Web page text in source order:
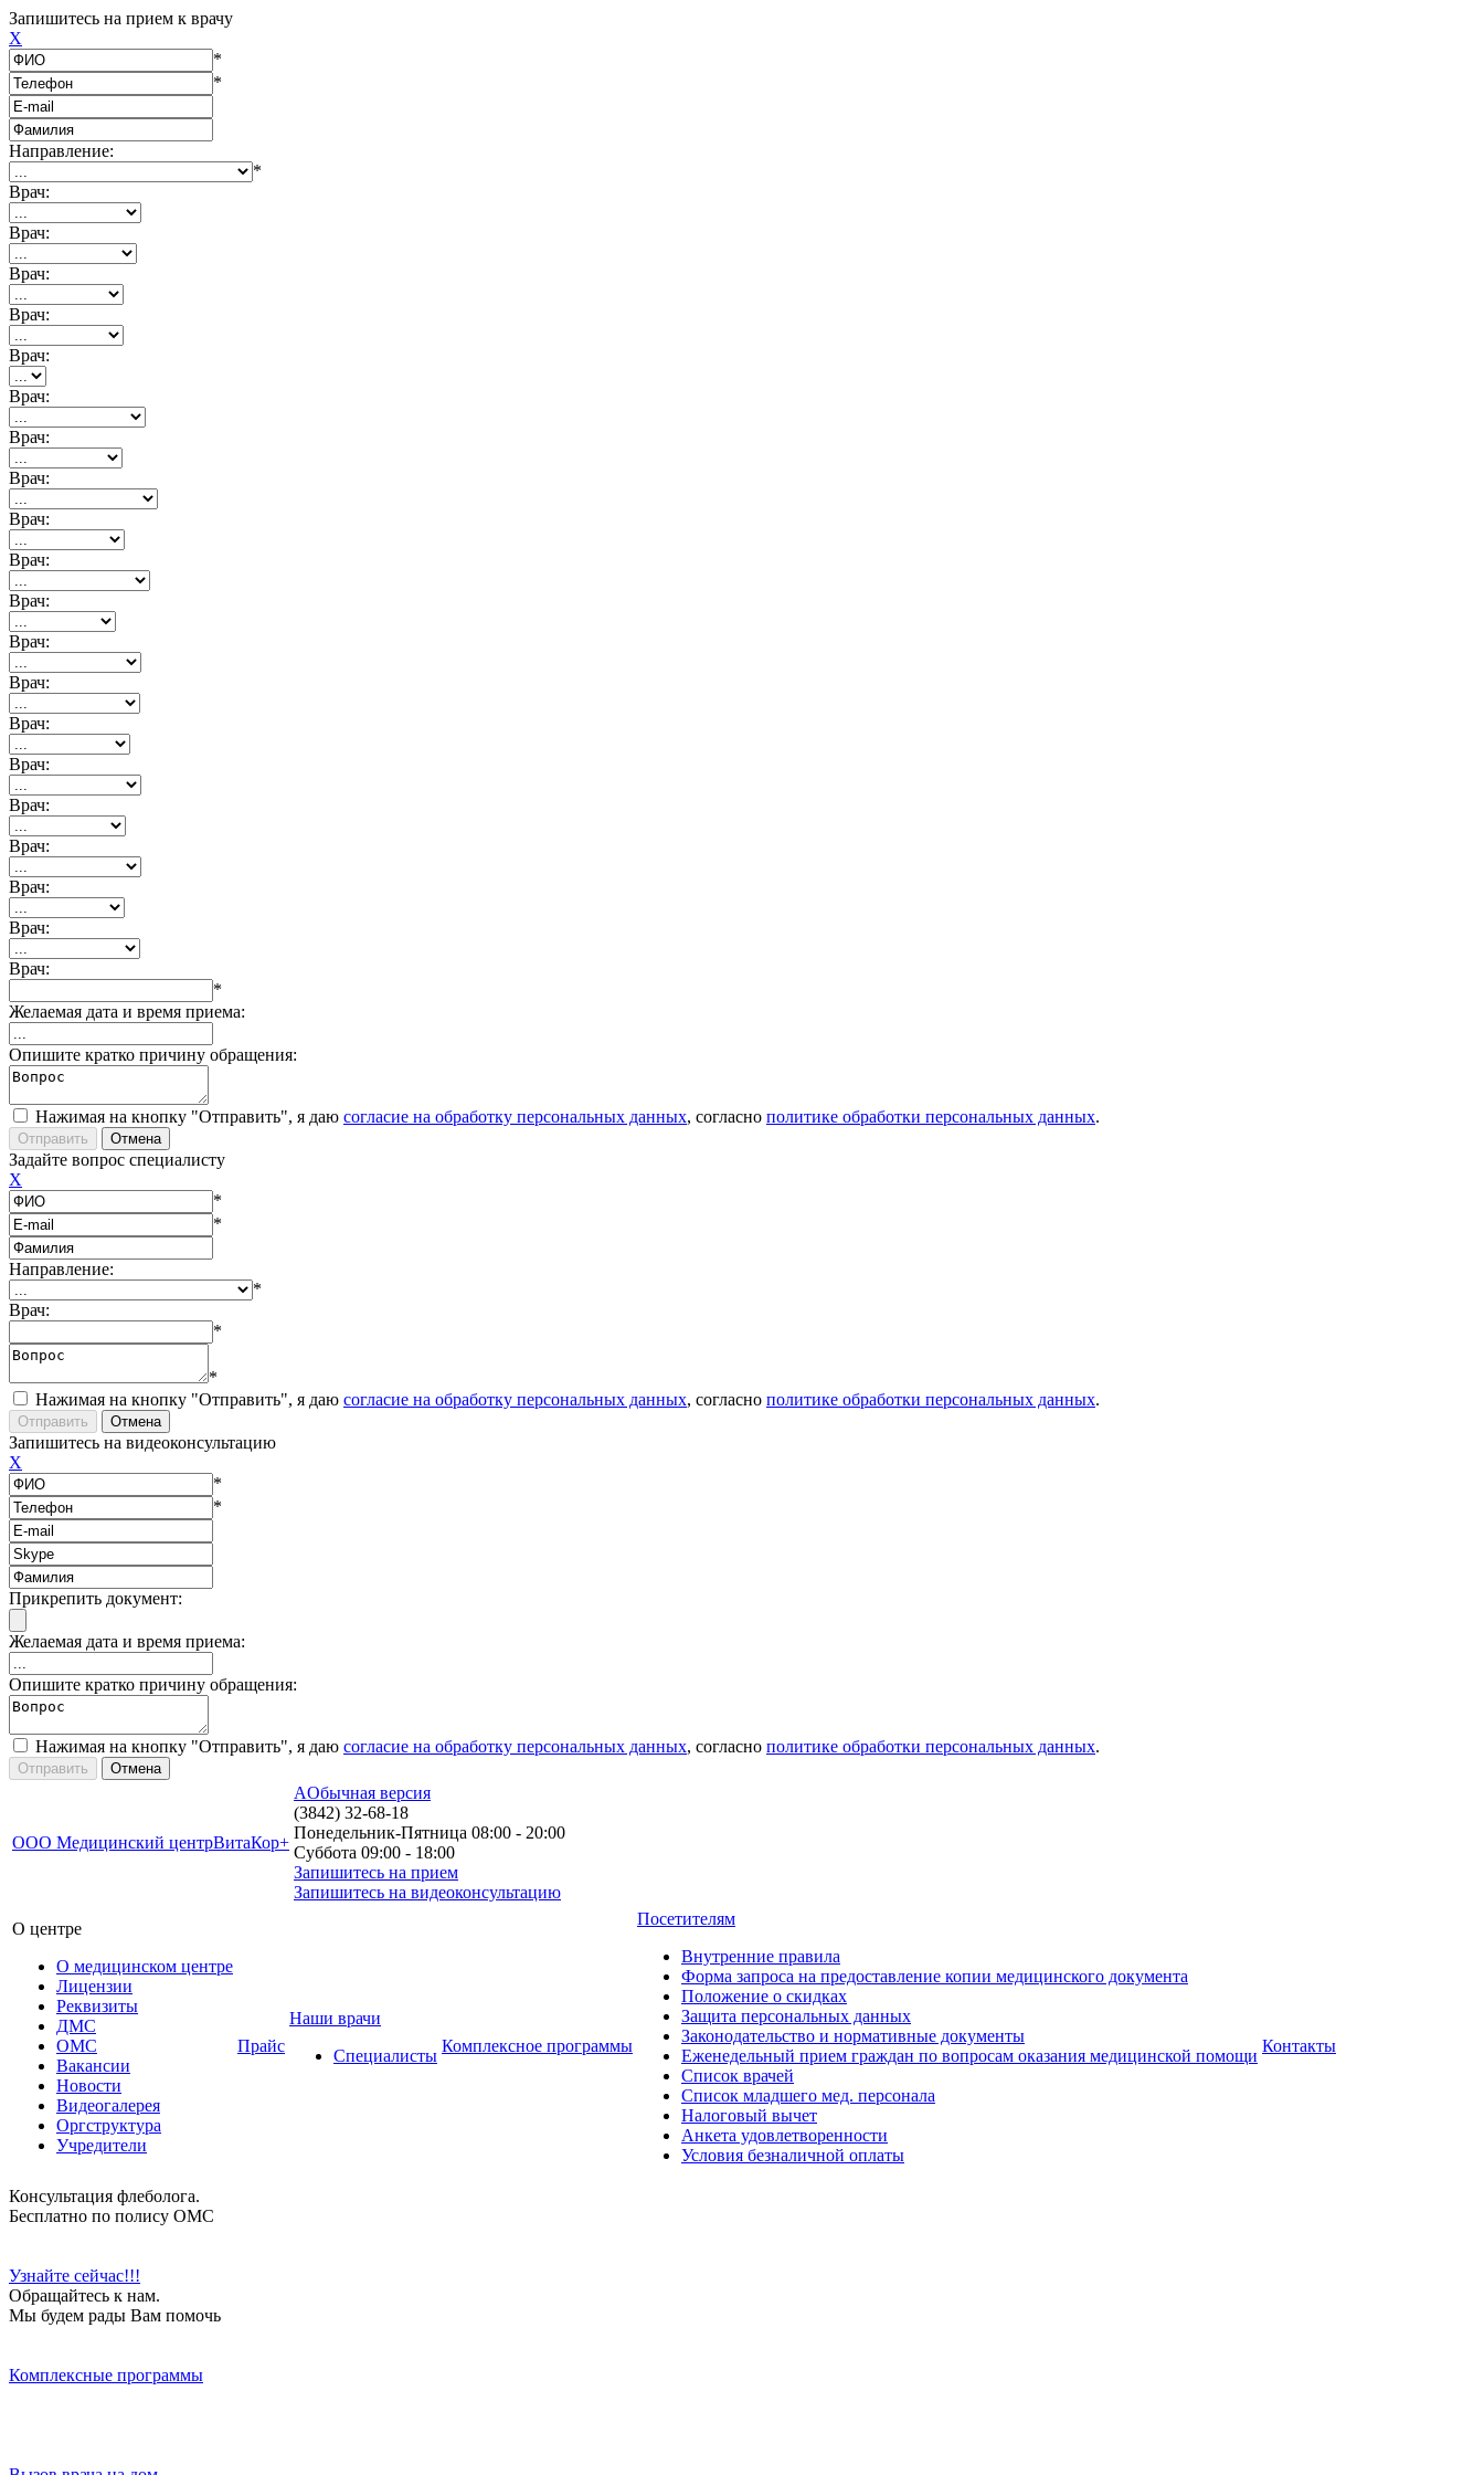
Запишитесь на прием к врачу
X
*
*
Направление:
*
Врач:
Врач:
Врач:
Врач:
Врач:
Врач:
Врач:
Врач:
Врач:
Врач:
Врач:
Врач:
Врач:
Врач:
Врач:
Врач:
Врач:
Врач:
Врач:
Врач:
*
Желаемая дата и время приема:
Опишите кратко причину обращения:
Нажимая на кнопку "Отправить", я даю согласие на обработку персональных данных, согласно политике обработки персональных данных.
Задайте вопрос специалисту
X
*
*
Направление:
*
Врач:
*
*
Нажимая на кнопку "Отправить", я даю согласие на обработку персональных данных, согласно политике обработки персональных данных.
Запишитесь на видеоконсультацию
X
*
*
Прикрепить документ:
Желаемая дата и время приема:
Опишите кратко причину обращения:
Нажимая на кнопку "Отправить", я даю согласие на обработку персональных данных, согласно политике обработки персональных данных.
ООО Медицинский центрВитаКор+
AОбычная версия
(3842) 32-68-18
Понедельник-Пятница 08:00 - 20:00
Суббота 09:00 - 18:00
Запишитесь на прием
Запишитесь на видеоконсультацию
О центре
О медицинском центре
Лицензии
Реквизиты
ДМС
ОМС
Вакансии
Новости
Видеогалерея
Оргструктура
Учредители
Прайс
Наши врачи
Специалисты
Комплексное программы
Посетителям
Внутренние правила
Форма запроса на предоставление копии медицинского документа
Положение о скидках
Защита персональных данных
Законодательство и нормативные документы
Еженедельный прием граждан по вопросам оказания медицинской помощи
Список врачей
Список младшего мед. персонала
Налоговый вычет
Анкета удовлетворенности
Условия безналичной оплаты
Контакты
Консультация флеболога.
Бесплатно по полису ОМС
Узнайте сейчас!!!
Обращайтесь к нам.
Мы будем рады Вам помочь
Комплексные программы